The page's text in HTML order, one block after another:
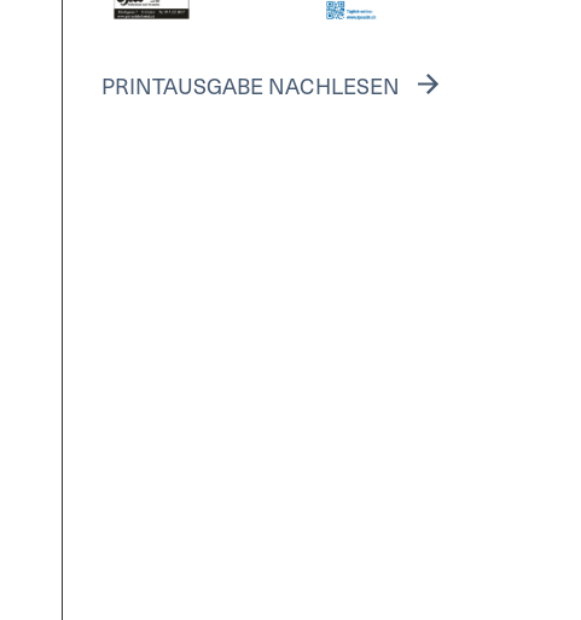
PRINTAUSGABE NACHLESEN